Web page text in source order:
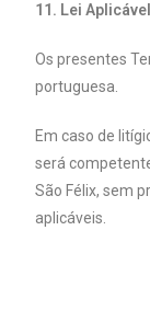
11. Lei
Os presentes
portuguesa.
Em caso de
será
São Félix, sem
aplicáveis.